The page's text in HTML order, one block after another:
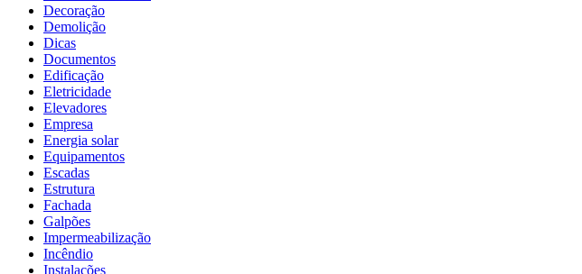
Decoração
Demolição
Dicas
Documentos
Edificação
Eletricidade
Elevadores
Empresa
Energia solar
Equipamentos
Escadas
Estrutura
Fachada
Galpões
Impermeabilização
Incêndio
Instalações